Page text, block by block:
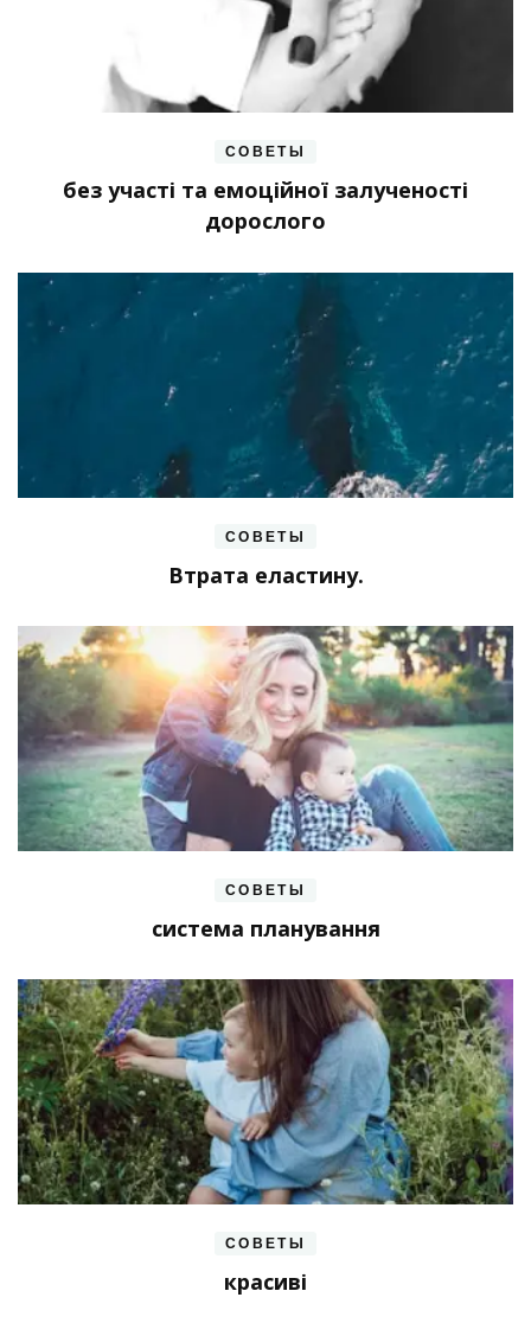
СОВЕТЫ
без участі та емоційної залученості
дорослого
СОВЕТЫ
Втрата еластину.
СОВЕТЫ
система планування
СОВЕТЫ
красиві